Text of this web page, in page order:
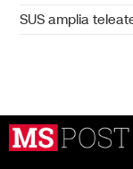
SUS amplia